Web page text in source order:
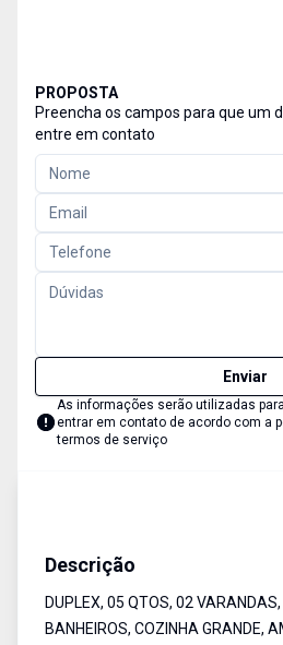
PROPOSTA
Preencha os campos para que um
entre em contato
Enviar
As informações serão utilizadas
entrar em contato de acordo com a
termos de serviço
Descrição
DUPLEX, 05 QTOS, 02
BANHEIROS, COZINHA GRANDE,